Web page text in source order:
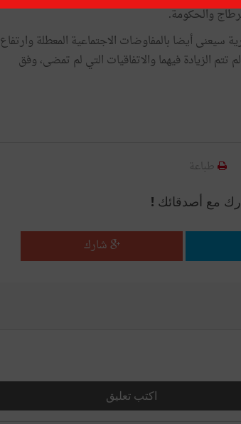
والحكومة.
أيضا بالمفاوضات الاجتماعية المعطلة وارتفاع
تتم الزيادة فيهما والاتفاقيات التي لم تمضى، وفق
طباعة
مع أصدقائك !
شارك
اكتب تعليق